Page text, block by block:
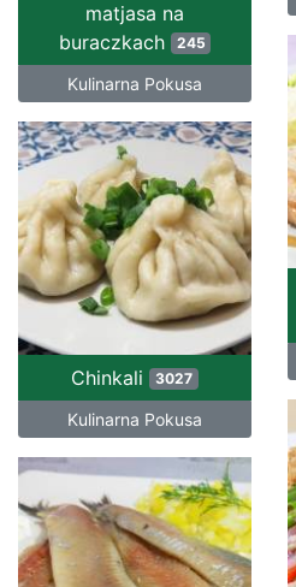
matjasa na
buraczkach
245
Kulinarna Pokusa
Chinkali 3027
Kulinarna Pokusa